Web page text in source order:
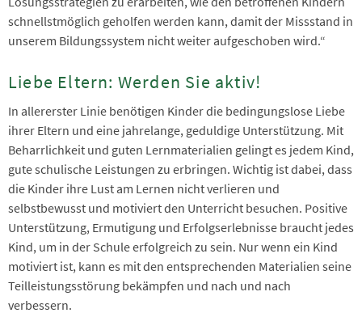
schnellstmöglich geholfen werden kann, damit der Missstand in
unserem Bildungssystem nicht weiter aufgeschoben wird.“
Liebe Eltern: Werden Sie aktiv!
In allererster Linie benötigen Kinder die bedingungslose Liebe
ihrer Eltern und eine jahrelange, geduldige Unterstützung. Mit
Beharrlichkeit und guten Lernmaterialien gelingt es jedem Kind,
gute schulische Leistungen zu erbringen. Wichtig ist dabei, dass
die Kinder ihre Lust am Lernen nicht verlieren und
selbstbewusst und motiviert den Unterricht besuchen. Positive
Unterstützung, Ermutigung und Erfolgserlebnisse braucht jedes
Kind, um in der Schule erfolgreich zu sein. Nur wenn ein Kind
motiviert ist, kann es mit den entsprechenden Materialien seine
Teilleistungsstörung bekämpfen und nach und nach
verbessern.